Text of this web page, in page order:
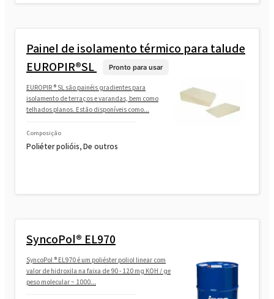
Rokopol GS484 (Poliéter poliol)
Rokopol M1140 (Poliéter poliol)
Rokopol M1180 (Poliéter poliol)
Rokopol M5000 (Poliéter poliol)
Painel de isolamento térmico para talude
EUROPIR®SL
Pronto para usar
EUROPIR ® SL são painéis gradientes para
isolamento de terraços e varandas, bem como
telhados planos. Estão disponíveis como...
Composição
Poliéter polióis, De outros
SyncoPol® EL970
SyncoPol ® EL970 é um poliéster poliol linear com
valor de hidroxila na faixa de 90 - 120 mg KOH / ge
peso molecular ~ 1000...